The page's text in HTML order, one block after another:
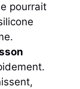
pourrait